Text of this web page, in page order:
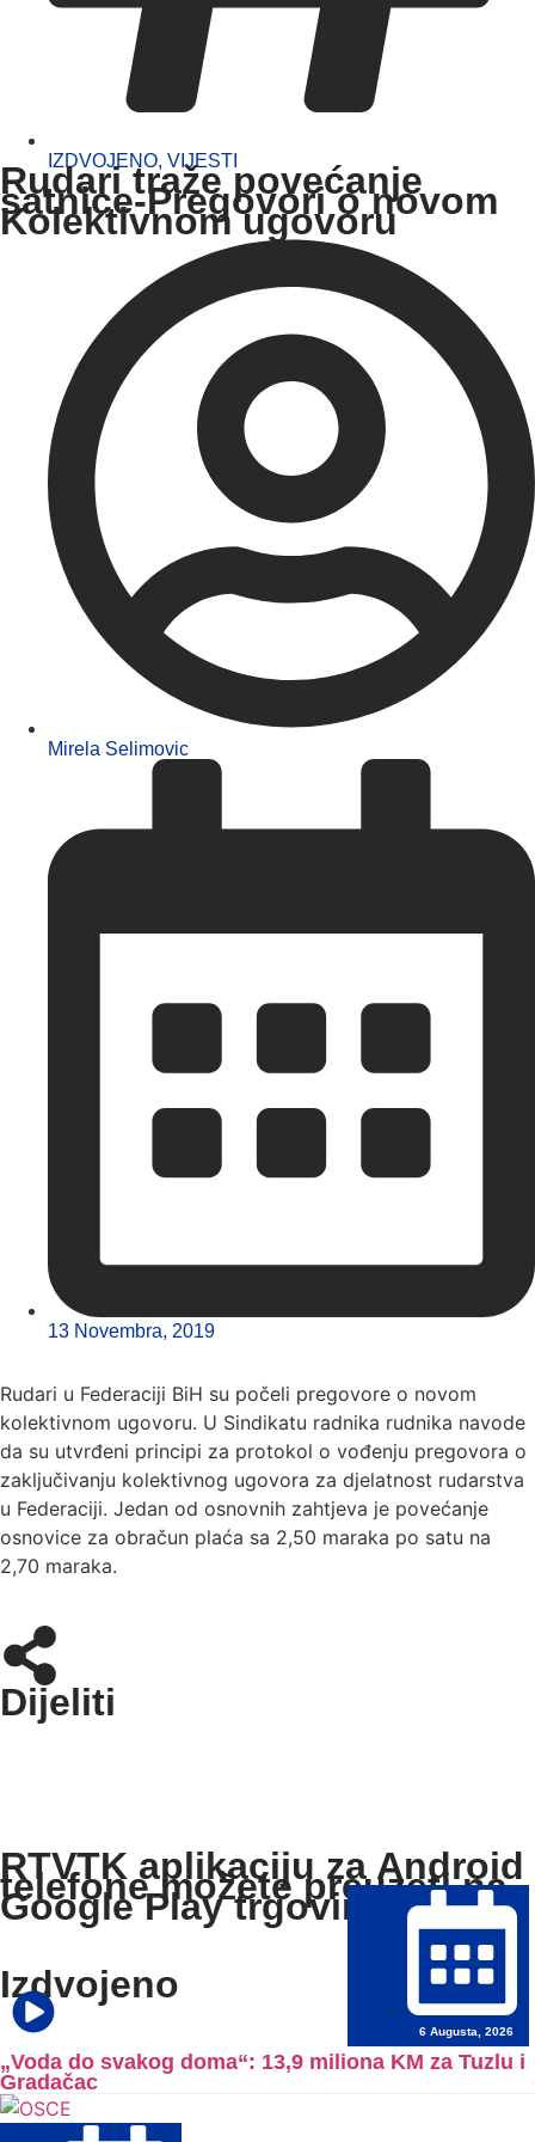
IZDVOJENO, VIJESTI
Rudari traže povećanje
satnice-Pregovori o novom
Kolektivnom ugovoru
Mirela Selimovic
13 Novembra, 2019
Rudari u Federaciji BiH su počeli pregovore o novom
kolektivnom ugovoru. U Sindikatu radnika rudnika navode
da su utvrđeni principi za protokol o vođenju pregovora o
zaključivanju kolektivnog ugovora za djelatnost rudarstva
u Federaciji. Jedan od osnovnih zahtjeva je povećanje
osnovice za obračun plaća sa 2,50 maraka po satu na
2,70 maraka.
Dijeliti
RTVTK aplikaciju za Android
telefone možete preuzeti na
Google Play trgovini:
Izdvojeno
6 Augusta, 2026
„Voda do svakog doma“: 13,9 miliona KM za Tuzlu i
Gradačac